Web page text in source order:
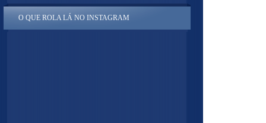
O QUE ROLA LÁ NO INSTAGRAM